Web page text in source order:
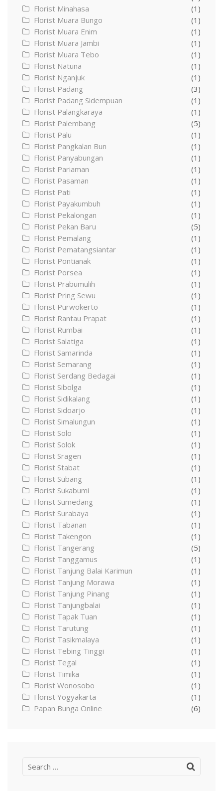
Florist Minahasa
(1)
Florist Muara Bungo
(1)
Florist Muara Enim
(1)
Florist Muara Jambi
(1)
Florist Muara Tebo
(1)
Florist Natuna
(1)
Florist Nganjuk
(1)
Florist Padang
(3)
Florist Padang Sidempuan
(1)
Florist Palangkaraya
(1)
Florist Palembang
(5)
Florist Palu
(1)
Florist Pangkalan Bun
(1)
Florist Panyabungan
(1)
Florist Pariaman
(1)
Florist Pasaman
(1)
Florist Pati
(1)
Florist Payakumbuh
(1)
Florist Pekalongan
(1)
Florist Pekan Baru
(5)
Florist Pemalang
(1)
Florist Pematangsiantar
(1)
Florist Pontianak
(1)
Florist Porsea
(1)
Florist Prabumulih
(1)
Florist Pring Sewu
(1)
Florist Purwokerto
(1)
Florist Rantau Prapat
(1)
Florist Rumbai
(1)
Florist Salatiga
(1)
Florist Samarinda
(1)
Florist Semarang
(1)
Florist Serdang Bedagai
(1)
Florist Sibolga
(1)
Florist Sidikalang
(1)
Florist Sidoarjo
(1)
Florist Simalungun
(1)
Florist Solo
(1)
Florist Solok
(1)
Florist Sragen
(1)
Florist Stabat
(1)
Florist Subang
(1)
Florist Sukabumi
(1)
Florist Sumedang
(1)
Florist Surabaya
(1)
Florist Tabanan
(1)
Florist Takengon
(1)
Florist Tangerang
(5)
Florist Tanggamus
(1)
Florist Tanjung Balai Karimun
(1)
Florist Tanjung Morawa
(1)
Florist Tanjung Pinang
(1)
Florist Tanjungbalai
(1)
Florist Tapak Tuan
(1)
Florist Tarutung
(1)
Florist Tasikmalaya
(1)
Florist Tebing Tinggi
(1)
Florist Tegal
(1)
Florist Timika
(1)
Florist Wonosobo
(1)
Florist Yogyakarta
(1)
Papan Bunga Online
(6)
Search